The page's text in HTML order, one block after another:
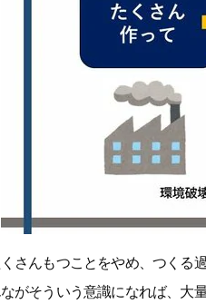
さんもつことをやめ、つくる
ながそういう意識になれば、大